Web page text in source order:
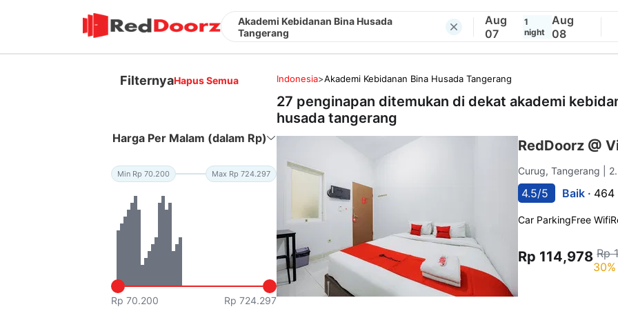
Akademi Kebidanan Bina Husada
Tangerang
Aug
07
1
night
Aug
08
FilternyaHapus Semua
Harga Per Malam (dalam Rp)
Min Rp 70.200 Max Rp 724.297
Rp 70.200 Rp 724.297
Indonesia>Akademi Kebidanan Bina Husada Tangerang
27 penginapan ditemukan di dekat akademi
husada tangerang
RedDoorz @
Curug, Tangerang |
4.5/5 Baik · 464
Car ParkingFree Wifi
Rp 114,978 Rp